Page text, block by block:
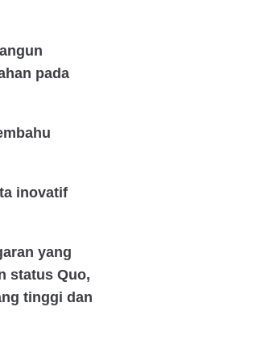
pada
inovatif
yang
status Quo,
tinggi dan